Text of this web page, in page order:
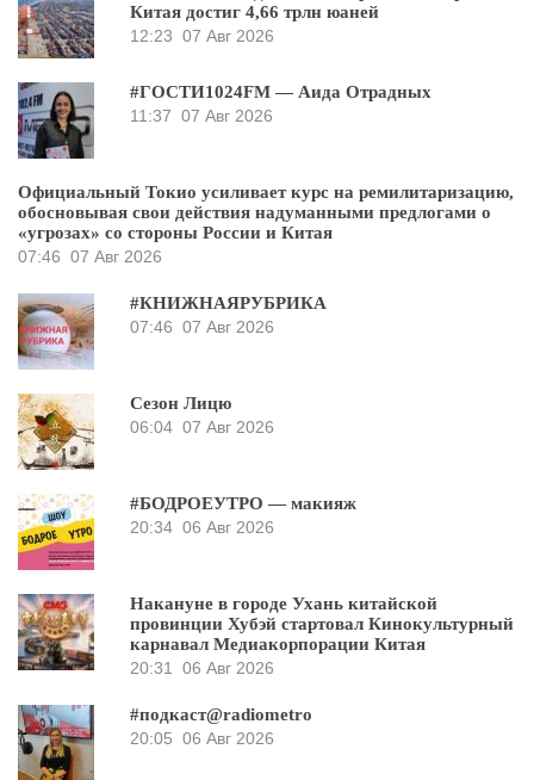
Китая достиг 4,66 трлн юаней
12:23 07 Авг 2026
#ГОСТИ1024FM — Аида Отрадных
11:37 07 Авг 2026
Официальный Токио усиливает курс на ремилитаризацию,
обосновывая свои действия надуманными предлогами о
«угрозах» со стороны России и Китая
07:46 07 Авг 2026
#КНИЖНАЯРУБРИКА
07:46 07 Авг 2026
Сезон Лицю
06:04 07 Авг 2026
#БОДРОЕУТРО — макияж
20:34 06 Авг 2026
Накануне в городе Ухань китайской
провинции Хубэй стартовал Кинокультурный
карнавал Медиакорпорации Китая
20:31
06 Авг 2026
#подкаст@radiometro
20:05 06 Авг 2026